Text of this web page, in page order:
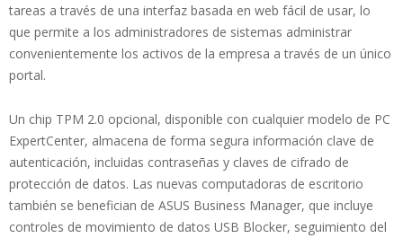
tareas a través de una interfaz basada en web fácil de usar, lo
que permite a los administradores de sistemas administrar
convenientemente los activos de la empresa a través de un único
portal.
Un chip TPM 2.0 opcional, disponible con cualquier modelo de PC
ExpertCenter, almacena de forma segura información clave de
autenticación, incluidas contraseñas y claves de cifrado de
protección de datos. Las nuevas computadoras de escritorio
también se benefician de ASUS Business Manager, que incluye
controles de movimiento de datos USB Blocker, seguimiento del